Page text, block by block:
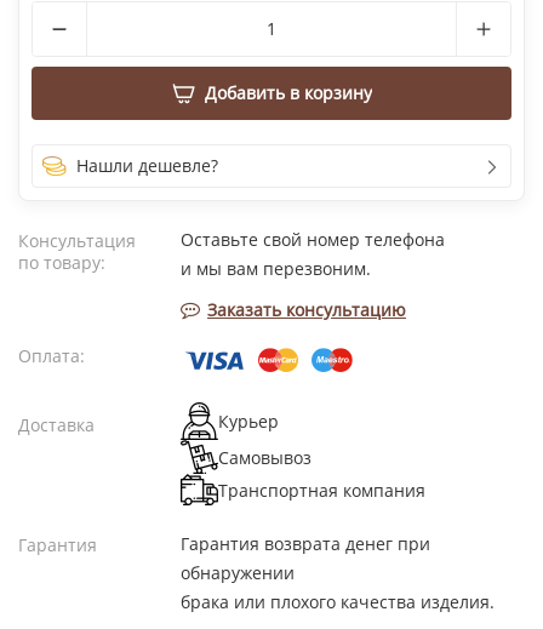
Добавить в корзину
Нашли дешевле?
Консультация
по товару:
Оставьте свой номер телефона
и мы вам перезвоним.
Заказать консультацию
Оплата:
Доставка
Курьер
Самовывоз
Транспортная компания
Гарантия
Гарантия возврата денег при
обнаружении
брака или плохого качества изделия.